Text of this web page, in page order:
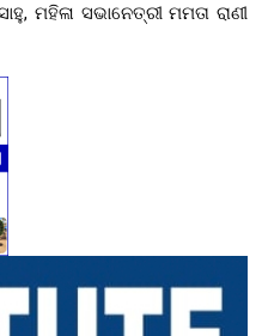
ମହିଳା ସଭାନେତ୍ରୀ ମମତା ରାଣୀ